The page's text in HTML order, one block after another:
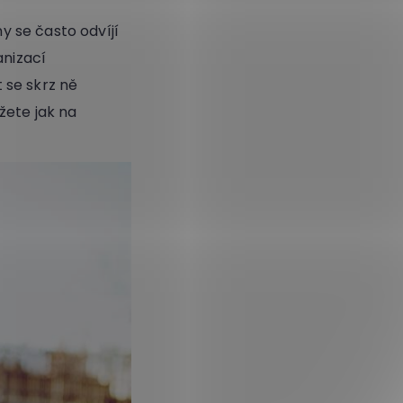
se často odvíjí
skrz ně
jak na